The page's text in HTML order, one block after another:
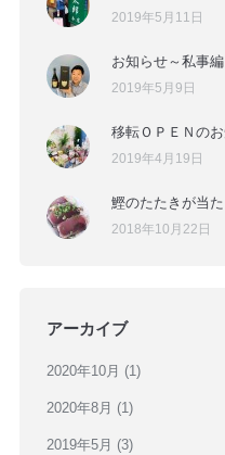
2019年5月11日
お知らせ～私事編
2019年5月9日
移転ＯＰＥＮの
2019年4月19日
鰹のたたきが当
2018年10月22日
アーカイブ
2020年10月 (1)
2020年8月 (1)
2019年5月 (3)